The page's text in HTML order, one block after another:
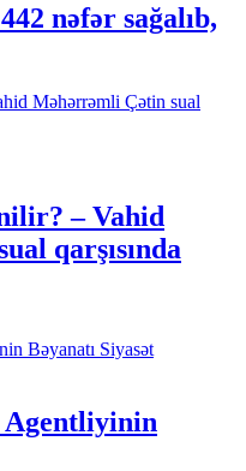
nəfər sağalıb,
– Vahid
qarşısında
Siyasət